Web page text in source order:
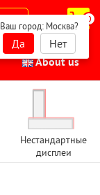
0
Ваш город: Москва?
Да
Нет
About us
Нестандартные
дисплеи